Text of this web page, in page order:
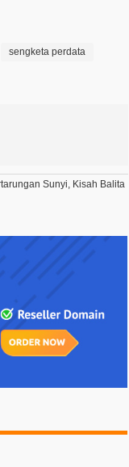
sengketa perdata
Sunyi, Kisah Balita